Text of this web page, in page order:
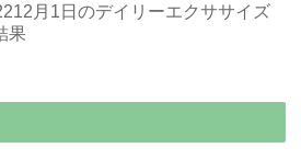
月1日のデイリーエクササイズ
果